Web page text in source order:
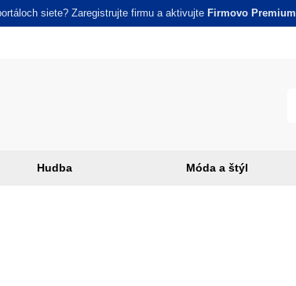
siete? Zaregistrujte firmu a aktivujte Firmovo Premium
Hudba Móda a štýl